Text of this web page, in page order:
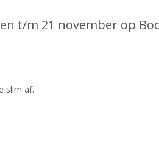
t/m 21 november op
slim af.